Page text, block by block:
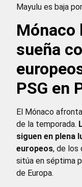
Mayulu es baja
Mónaco
sueña
PSG en
El Mónaco
de la temporada.
siguen en plena
europeos, de los
sitúa en séptima
de Europa.